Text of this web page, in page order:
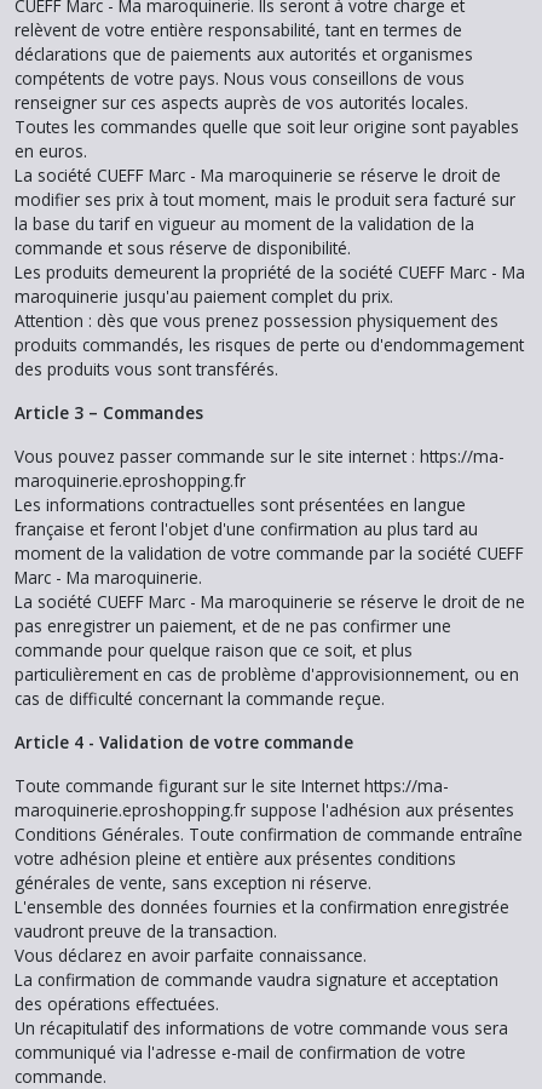
CUEFF Marc - Ma maroquinerie. Ils seront à votre charge et
relèvent de votre entière responsabilité, tant en termes de
déclarations que de paiements aux autorités et organismes
compétents de votre pays. Nous vous conseillons de vous
renseigner sur ces aspects auprès de vos autorités locales.
Toutes les commandes quelle que soit leur origine sont payables
en euros.
La société CUEFF Marc - Ma maroquinerie se réserve le droit de
modifier ses prix à tout moment, mais le produit sera facturé sur
la base du tarif en vigueur au moment de la validation de la
commande et sous réserve de disponibilité.
Les produits demeurent la propriété de la société CUEFF Marc - Ma
maroquinerie jusqu'au paiement complet du prix.
Attention : dès que vous prenez possession physiquement des
produits commandés, les risques de perte ou d'endommagement
des produits vous sont transférés.
Article 3 – Commandes
Vous pouvez passer commande sur le site internet : https://ma-
maroquinerie.eproshopping.fr
Les informations contractuelles sont présentées en langue
française et feront l'objet d'une confirmation au plus tard au
moment de la validation de votre commande par la société CUEFF
Marc - Ma maroquinerie.
La société CUEFF Marc - Ma maroquinerie se réserve le droit de ne
pas enregistrer un paiement, et de ne pas confirmer une
commande pour quelque raison que ce soit, et plus
particulièrement en cas de problème d'approvisionnement, ou en
cas de difficulté concernant la commande reçue.
Article 4 - Validation de votre commande
Toute commande figurant sur le site Internet https://ma-
maroquinerie.eproshopping.fr suppose l'adhésion aux présentes
Conditions Générales. Toute confirmation de commande entraîne
votre adhésion pleine et entière aux présentes conditions
générales de vente, sans exception ni réserve.
L'ensemble des données fournies et la confirmation enregistrée
vaudront preuve de la transaction.
Vous déclarez en avoir parfaite connaissance.
La confirmation de commande vaudra signature et acceptation
des opérations effectuées.
Un récapitulatif des informations de votre commande vous sera
communiqué via l'adresse e-mail de confirmation de votre
commande.